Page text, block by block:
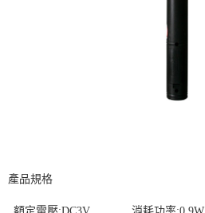
產品規格